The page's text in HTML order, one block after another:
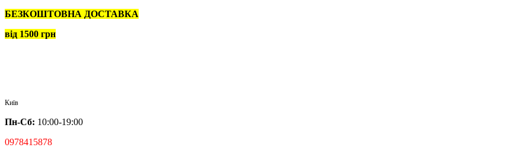
БЕЗКОШТОВНА ДОСТАВКА
від 1500 грн
Київ
Пн-Сб: 10:00-19:00
0978415878